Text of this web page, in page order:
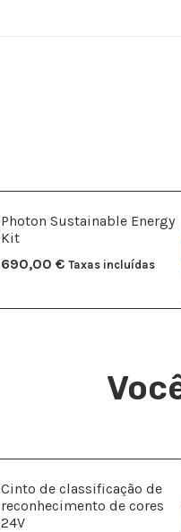
Photon Sustainable Energy
Kit
690,00 € Taxas incluídas
Cinto de classificação de
reconhecimento de cores
24V